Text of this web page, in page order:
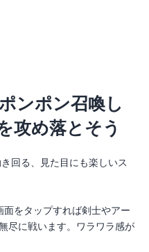
ンポン召喚し
攻め落とそう
回る、見た目にも楽しいス
をタップすれば剣士やアー
尽に戦います。ワラワラ感が